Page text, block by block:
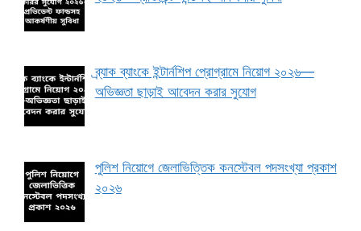
ব্র্যাক ব্যাংকে ইন্টার্নশিপ প্রোগ্রামে নিয়োগ ২০২৬—
অভিজ্ঞতা ছাড়াই আবেদন করার সুযোগ
পুলিশ নিয়োগে জেলাভিত্তিক কনস্টেবল পদসংখ্যা প্রকাশ
২০২৬